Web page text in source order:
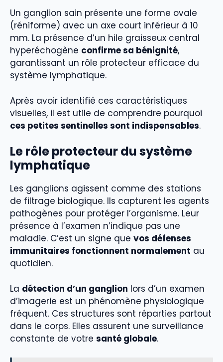
Un ganglion sain présente une forme ovale
(réniforme) avec un axe court inférieur à 10
mm. La présence d’un hile graisseux central
hyperéchogène confirme sa bénignité,
garantissant un rôle protecteur efficace du
système lymphatique.
Après avoir identifié ces caractéristiques
visuelles, il est utile de comprendre pourquoi
ces petites sentinelles sont indispensables.
Le rôle protecteur du système
lymphatique
Les ganglions agissent comme des stations
de filtrage biologique. Ils capturent les agents
pathogènes pour protéger l’organisme. Leur
présence à l’examen n’indique pas une
maladie. C’est un signe que vos défenses
immunitaires fonctionnent normalement au
quotidien.
La détection d’un ganglion lors d’un examen
d’imagerie est un phénomène physiologique
fréquent. Ces structures sont réparties partout
dans le corps. Elles assurent une surveillance
constante de votre santé globale.